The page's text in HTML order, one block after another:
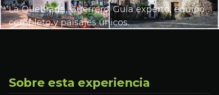
La Quebrada, Guerrero. Guía experto, equipo
completo y paisajes únicos.
Sobre esta experiencia